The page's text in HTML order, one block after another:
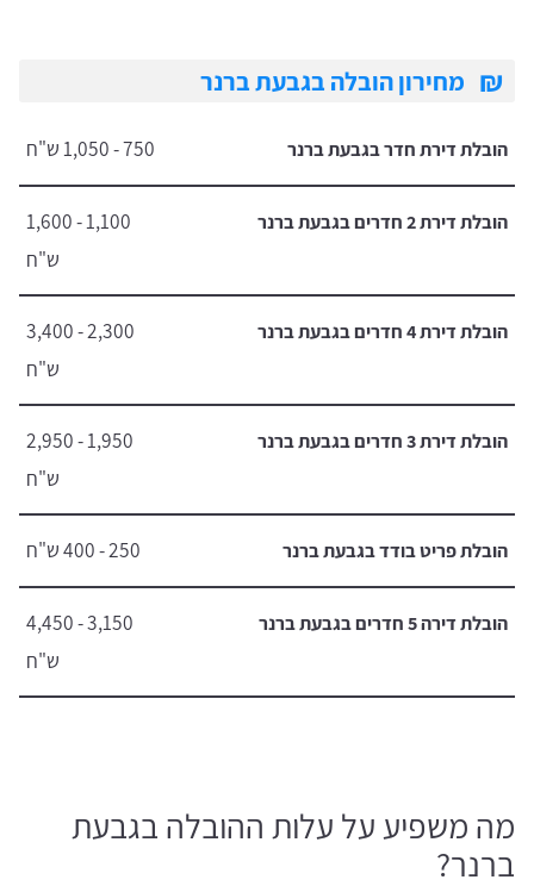
₪ מחירון הובלה בגבעת ברנר
הובלת דירת חדר בגבעת ברנר 750 - 1,050 ש"ח
הובלת דירת 2 חדרים בגבעת ברנר
1,100 - 1,600
ש"ח
הובלת דירת 4 חדרים בגבעת ברנר
2,300 - 3,400
ש"ח
הובלת דירת 3 חדרים בגבעת ברנר
1,950 - 2,950
ש"ח
הובלת פריט בודד בגבעת ברנר 250 - 400 ש"ח
הובלת דירה 5 חדרים בגבעת ברנר
3,150 - 4,450
ש"ח
מה משפיע על עלות ההובלה בגבעת
ברנר?